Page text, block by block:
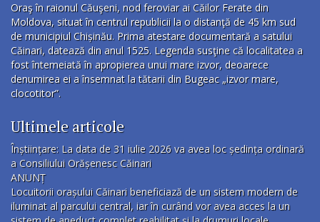
Oraş în raionul Căuşeni, nod feroviar ai Căilor Ferate din
Moldova, situat în centrul republicii la o distanţă de 45 km sud
de municipiul Chișinău. Prima atestare documentară a satului
Căinari, datează din anul 1525. Legenda susţine că localitatea a
fost întemeiată în apropierea unui mare izvor, deoarece
denumirea ei a însemnat la tătarii din Bugeac „izvor mare,
clocotitor”.
Ultimele articole
Înștiințare: La data de 31 iulie 2026 va avea loc ședința ordinară
a Consiliului Orășenesc Căinari
ANUNȚ
Locuitorii orașului Căinari beneficiază de un sistem modern de
iluminat al parcului central, iar în curând vor avea acces la un